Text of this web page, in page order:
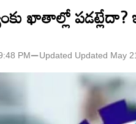
ఖాతాల్లో
PM⚊Updated Updated May